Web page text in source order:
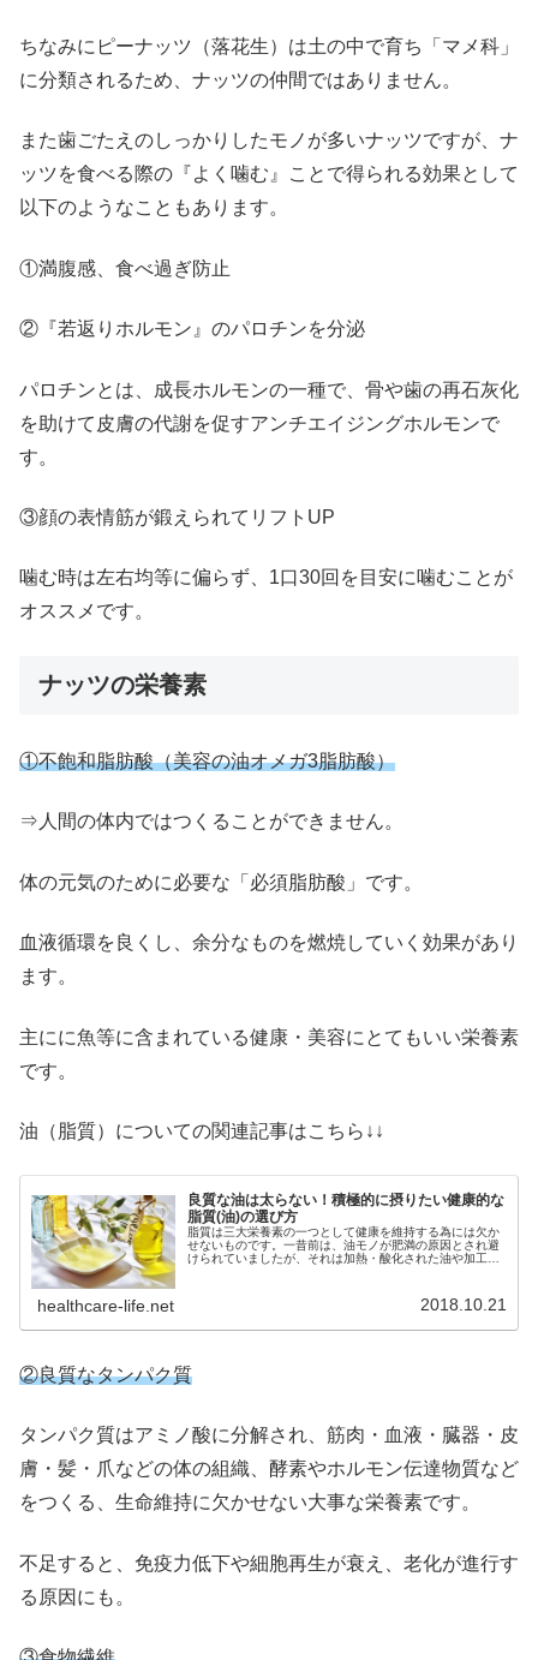
ちなみにピーナッツ（落花生）は土の中で育ち「マメ科」
に分類されるため、ナッツの仲間ではありません。
また歯ごたえのしっかりしたモノが多いナッツですが、ナ
ッツを食べる際の『よく噛む』ことで得られる効果として
以下のようなこともあります。
①満腹感、食べ過ぎ防止
②『若返りホルモン』のパロチンを分泌
パロチンとは、成長ホルモンの一種で、骨や歯の再石灰化
を助けて皮膚の代謝を促すアンチエイジングホルモンで
す。
③顔の表情筋が鍛えられてリフトUP
噛む時は左右均等に偏らず、1口30回を目安に噛むことが
オススメです。
ナッツの栄養素
①不飽和脂肪酸（美容の油オメガ3脂肪酸）
⇒人間の体内ではつくることができません。
体の元気のために必要な「必須脂肪酸」です。
血液循環を良くし、余分なものを燃焼していく効果があり
ます。
主にに魚等に含まれている健康・美容にとてもいい栄養素
です。
油（脂質）についての関連記事はこちら↓↓
良質な油は太らない！積極的に摂りたい健康的な
脂質(油)の選び方
脂質は三大栄養素の一つとして健康を維持する為には欠か
せないものです。一昔前は、油モノが肥満の原因とされ避
けられていましたが、それは加熱・酸化された油や加工油
healthcare-life.net 2018.10.21
②良質なタンパク質
タンパク質はアミノ酸に分解され、筋肉・血液・臓器・皮
膚・髪・爪などの体の組織、酵素やホルモン伝達物質など
をつくる、生命維持に欠かせない大事な栄養素です。
不足すると、免疫力低下や細胞再生が衰え、老化が進行す
る原因にも。